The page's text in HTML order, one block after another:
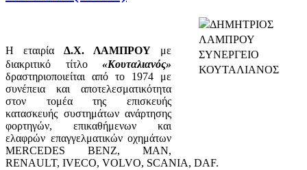
Η εταιρία Δ.Χ. ΛΑΜΠΡΟΥ με
διακριτικό τίτλο «Κουταλιανός»
δραστηριοποιείται από το 1974 με
συνέπεια και αποτελεσματικότητα
στον τομέα της επισκευής
κατασκευής συστημάτων ανάρτησης
φορτηγών, επικαθήμενων και
ελαφρών επαγγελματικών οχημάτων
MERCEDES BENZ, MAN,
RENAULT, IVECO, VOLVO, SCANIA, DAF.